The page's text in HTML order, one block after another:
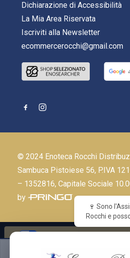
Dichiarazione di Accessibilità
La Mia Area Riservata
Iscriviti alla Newsletter
ecommercerocchi@gmail.com
© 2024 Enoteca Rocchi
Sambuca Pistoiese 56, P.IVA
– 1352816, Capitale Sociale
by
🍷 Sono
Rocchi e
Informativa sulla raccolta
Le tue preferenze